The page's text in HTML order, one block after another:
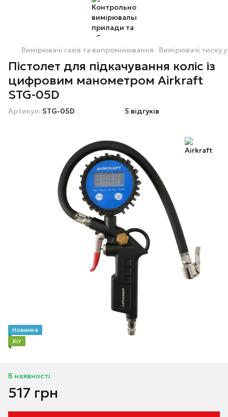
Вимірювачі газів та випромінювання Вимірювачі тиску
Пістолет для підкачування коліс із
цифровим манометром Airkraft
STG-05D
Артикул: STG-05D 5 відгуків
Новинка
Хіт
В наявності
517 грн